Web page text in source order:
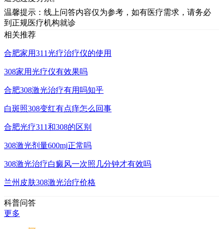
温馨提示：线上问答内容仅为参考，如有医疗需求，请务必
到正规医疗机构就诊
相关推荐
合肥家用311光疗治疗仪的使用
308家用光疗仪有效果吗
合肥308激光治疗有用吗知乎
白斑照308变红有点痒怎么回事
合肥光疗311和308的区别
308激光剂量600mj正常吗
308激光治疗白癜风一次照几分钟才有效吗
兰州皮肤308激光治疗价格
科普问答
更多